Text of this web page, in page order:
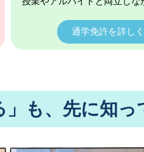
通学免許を詳し
も、先に知っ